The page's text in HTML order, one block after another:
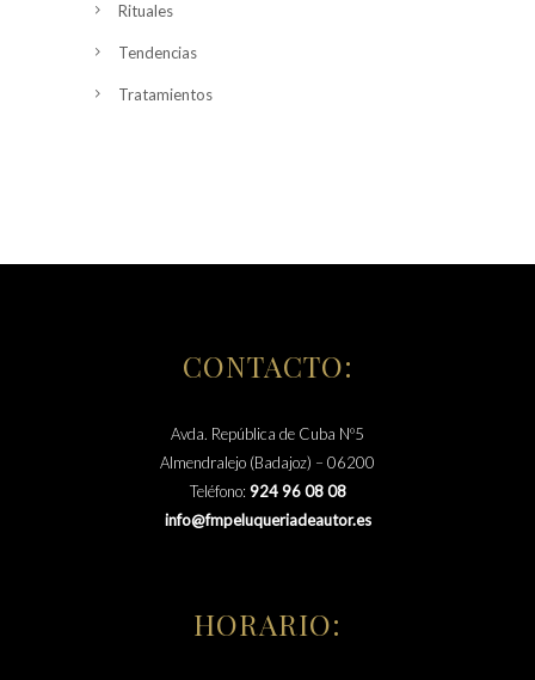
Rituales
Tendencias
Tratamientos
CONTACTO:
Avda. República de Cuba Nº5
Almendralejo (Badajoz) – 06200
Teléfono: 924 96 08 08
info@fmpeluqueriadeautor.es
HORARIO: